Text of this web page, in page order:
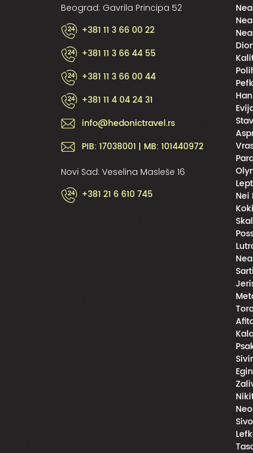
Beograd: Gavrila Principa 52
+381 11 3 66 00 22
+381 11 3 66 44 55
+381 11 3 66 00 44
+381 11 4 04 24 31
info@hedonictravel.rs
PIB: 17038001 | MB: 101440972
Novi Sad: Veselina Masleše 16
+381 21 6 610 745
Nei